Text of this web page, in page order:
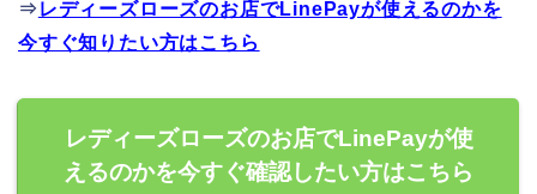
⇒ レディーズローズのお店でLinePayが使えるのかを
今すぐ知りたい方はこちら
レディーズローズのお店でLinePayが使
えるのかを今すぐ確認したい方はこちら